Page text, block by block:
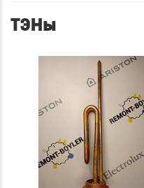
ТЭНы